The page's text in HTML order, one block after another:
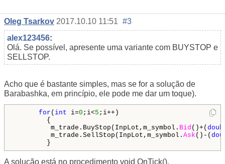
Oleg Tsarkov 2017.10.10 11:51 #3
alex123456:
Olá. Se possível, apresente uma variante com BUYSTOP e
SELLSTOP.
Acho que é bastante simples, mas se for a solução de
Barabashka, em princípio, ele pode me dar um toque).
for ( int i=0 ;i<5 ;i++)
{
m_trade.BuyStop(InpLot,m_symbol. Bid ()+(
m_trade.SellStop(InpLot,m_symbol. Ask ()-(
A solução está no procedimento void OnTick().